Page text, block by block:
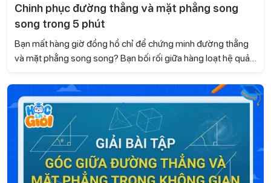
Chinh phục đường thẳng và mặt phẳng song
song trong 5 phút
Bạn mất hàng giờ đồng hồ chỉ để chứng minh đường thẳng
và mặt phẳng song song? Bạn bối rối giữa hàng loạt hệ quả
Giỏi sẽ cùng bạn tối ưu hóa kiến thức, mẹo nhận diện và
hướng dẫn chi tiết cách xử lý bài tập liên quan.